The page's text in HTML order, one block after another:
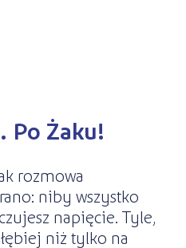
Po Żaku!
rozmowa
niby wszystko
napięcie. Tyle,
niż tylko na